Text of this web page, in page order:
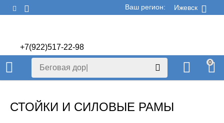
Ижевск
Ваш регион:
+7(922)517-22-98
+7(922)506-70-60
0
СТОЙКИ И СИЛОВЫЕ РАМЫ